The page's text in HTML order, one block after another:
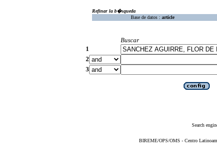
Refinar la b�squeda
Base de datos : article
Buscar
1
2
3
Search
BIREME/OPS/OMS - Centro